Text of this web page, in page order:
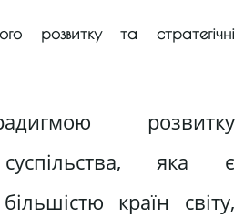
розвитку та стратегічні
розвитку
суспільства, яка є
країн світу,